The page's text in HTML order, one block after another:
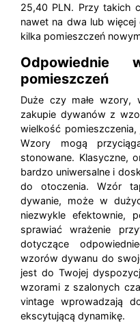
25,40 PLN. Przy takich
nawet na dwa lub
kilka pomieszczeń
pomieszczeń
Duże czy małe wzory,
zakupie dywanów z
wielkość
Wzory mogą
stonowane. Klasyczne,
bardzo uniwersalne i
do otoczenia. Wzór
dywanie, może w
niezwykle efektownie,
sprawiać wrażenie
dotyczące
wzorów dywanu do
jest do Twojej
wzorami z szalonych
vintage wprowadzają
ekscytującą dynamikę.